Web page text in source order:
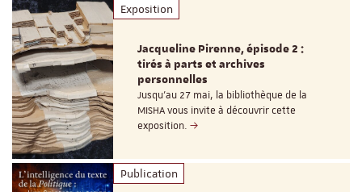
Exposition
Jacqueline Pirenne, épisode 2 :
tirés à parts et archives
personnelles
Jusqu’au 27 mai, la bibliothèque de la
MISHA vous invite à découvrir cette
exposition.
Publication